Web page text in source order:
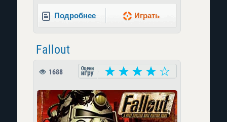
Подробнее Играть
Fallout
1688